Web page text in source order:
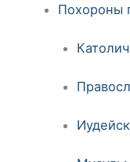
Похороны